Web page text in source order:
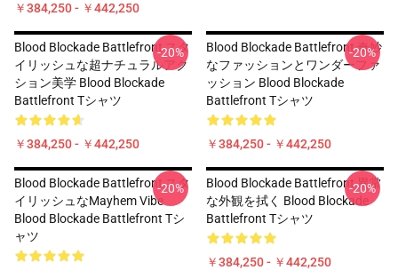
￥384,250 - ￥442,250
Blood Blockade Battlefront スタ
イリッシュな超ナチュラルアク
ション美学 Blood Blockade
Battlefront Tシャツ
￥384,250 - ￥442,250
-20%
Blood Blockade Battlefront 奇妙
なファッションとワンダーファ
ッション Blood Blockade
Battlefront Tシャツ
￥384,250 - ￥442,250
-20%
Blood Blockade Battlefront スタ
イリッシュなMayhem Vibe
Blood Blockade Battlefront Tシ
ャツ
-20%
Blood Blockade Battlefront 異常
な外観を拭く Blood Blockade
Battlefront Tシャツ
￥384,250 - ￥442,250
-20%